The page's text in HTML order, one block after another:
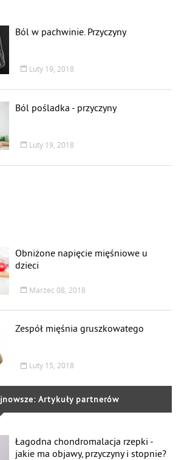
Ból w pachwinie. Przyczyny
Luty 19, 2018
Ból pośladka - przyczyny
Luty 19, 2018
Obniżone napięcie mięśniowe u
dzieci
Marzec 08, 2018
Zespół mięśnia gruszkowatego
Luty 15, 2018
Artykuły partnerów
Łagodna chondromalacja rzepki -
jakie ma objawy, przyczyny i stopnie?